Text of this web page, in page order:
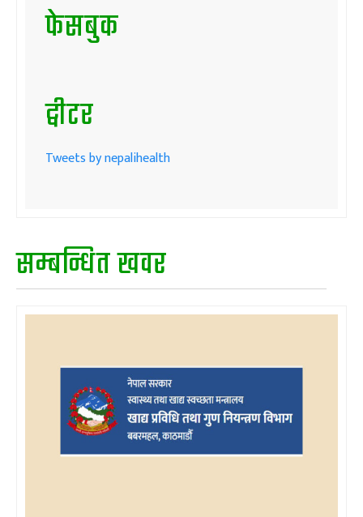
फेसबुक
ट्वीटर
Tweets by nepalihealth
सम्बन्धित खवर